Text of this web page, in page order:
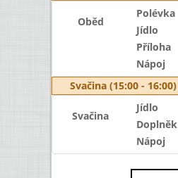
Oběd
Polévka
Jídlo
Příloha
Nápoj
Svačina (15:00 - 16:00)
Svačina
Jídlo
Doplněk
Nápoj